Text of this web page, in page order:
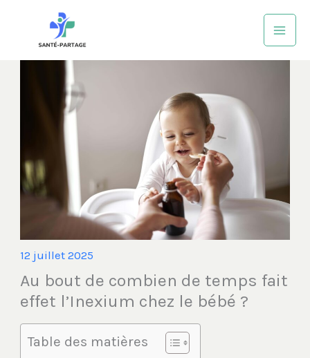
contenu
12 juillet 2025
Au bout de combien de temps fait
effet l’Inexium chez le bébé ?
Table des matières